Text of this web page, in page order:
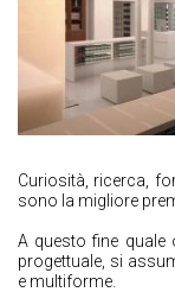
Curiosità, ricerca,
sono la migliore
A questo fine quale
progettuale, si
e multiforme.